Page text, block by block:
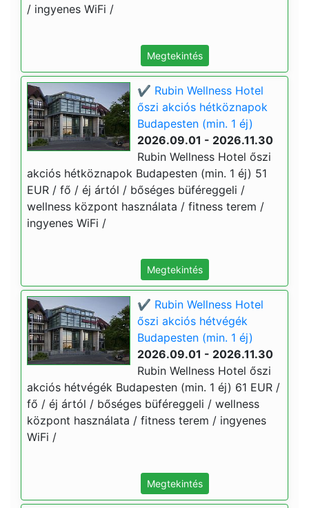
/ ingyenes WiFi /
Megtekintés
✔️ Rubin Wellness Hotel
őszi akciós hétköznapok
Budapesten (min. 1 éj)
2026.09.01 - 2026.11.30
Rubin Wellness Hotel őszi
akciós hétköznapok Budapesten (min. 1 éj) 51
EUR / fő / éj ártól / bőséges büféreggeli /
wellness központ használata / fitness terem /
ingyenes WiFi /
Megtekintés
✔️ Rubin Wellness Hotel
őszi akciós hétvégék
Budapesten (min. 1 éj)
2026.09.01 - 2026.11.30
Rubin Wellness Hotel őszi
akciós hétvégék Budapesten (min. 1 éj) 61 EUR /
fő / éj ártól / bőséges büféreggeli / wellness
központ használata / fitness terem / ingyenes
WiFi /
Megtekintés